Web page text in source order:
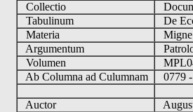
Collectio
Tabulinum
De
Materia
Argumentum
Volumen
Ab Columna ad Culumnam
0779
Auctor